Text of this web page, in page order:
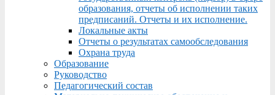
образования, отчеты об исполнении таких
предписаний. Отчеты и их исполнение.
Локальные акты
Отчеты о результатах самообследования
Охрана труда
Образование
Руководство
Педагогический состав